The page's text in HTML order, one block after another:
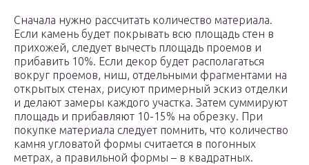
Сначала нужно рассчитать количество материала.
Если камень будет покрывать всю площадь стен в
прихожей, следует вычесть площадь проемов и
прибавить 10%. Если декор будет располагаться
вокруг проемов, ниш, отдельными фрагментами на
открытых стенах, рисуют примерный эскиз отделки
и делают замеры каждого участка. Затем суммируют
площадь и прибавляют 10-15% на обрезку. При
покупке материала следует помнить, что количество
камня угловатой формы считается в погонных
метрах, а правильной формы – в квадратных.